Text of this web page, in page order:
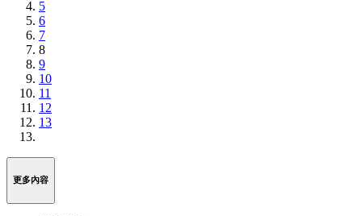
5
6
7
8
9
10
11
12
13
更多內容